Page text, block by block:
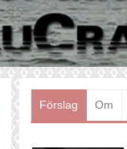
Förslag Om
Shoppingguiden
framtagen för vår
besökare